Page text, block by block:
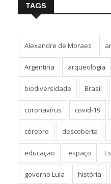
TAGS
Alexandre de Moraes
Argentina arqueologia
biodiversidade Brasil
coronavírus covid-19
cérebro descoberta
educação espaço
governo Lula história